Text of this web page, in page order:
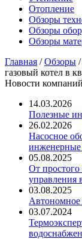
Отопление
Обзоры
Обзоры
Обзоры
Главная /Обзоры /
газовый котел в
Новости компаний
14.03.2026
Полезные
26.02.2026
Насосное
05.08.2025
От
управления
03.08.2025
Автономное
03.07.2024